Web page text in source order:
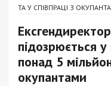
ТА У СПІВПРАЦІ З
підозрюється у
понад 5
окупантами